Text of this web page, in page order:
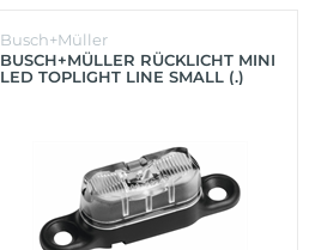
Busch+Müller
BUSCH+MÜLLER RÜCKLICHT MINI
LED TOPLIGHT LINE SMALL (.)